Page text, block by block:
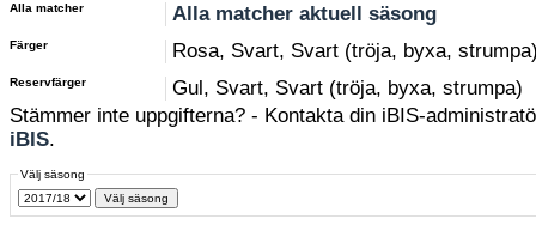
Alla matcher Alla matcher aktuell säsong
Färger Rosa, Svart, Svart (tröja, byxa,
Reservfärger
Gul, Svart, Svart (tröja, byxa, strumpa)
Stämmer inte uppgifterna? - Kontakta din iBIS-
iBIS.
Välj säsong